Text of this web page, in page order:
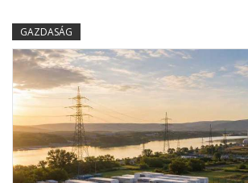
GAZDASÁG